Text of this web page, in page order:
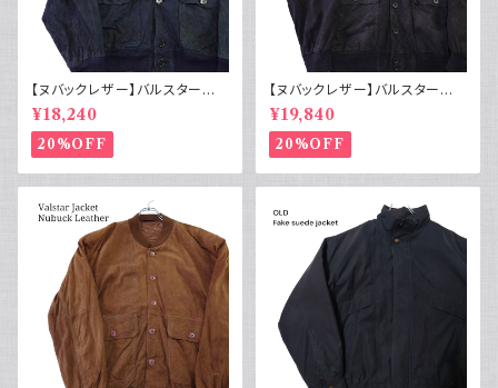
【ヌバックレザー】バルスター型
ブルゾンジャケット ユーロ古着
ヴィンテージ 紺
¥18,240
20%OFF
【ヌバックレザー】バルスター型
ブルゾンジャケット イタリア ヴィ
ンテージ 黒
¥19,840
20%OFF